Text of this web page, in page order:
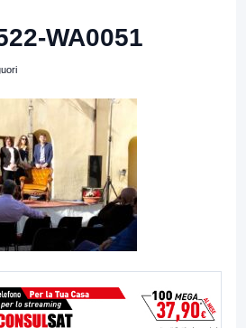
WA0051